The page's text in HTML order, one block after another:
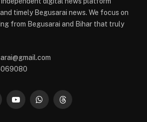
timely Begusarai news. We focus on
from Begusarai and Bihar that truly
YouTubeWhatsAppThreads